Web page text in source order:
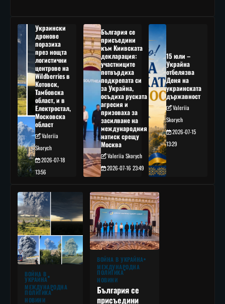
Украински
дронове
поразиха
през нощта
логистични
центрове на
Wildberries в
Котовск,
Тамбовска
област, и в
Електростал,
Московска
област
Valeriia
Skorych
2026-07-18
13:56
България се
присъедини
към Киивската
декларация:
участниците
потвърдиха
подкрепата си
за Украйна,
осъдиха руската
агресия и
призоваха за
засилване на
международния
натиск срещу
Москва
Valeriia Skorych
2026-07-16 23:49
15 юли –
Украйна
отбелязва
Деня на
украинската
държавност
Valeriia
Skorych
2026-07-15
13:29
ВОЙНА В
УКРАЙНА
МЕЖДУНАРОДНА
ПОЛИТИКА
НОВИНИ
ВОЙНА В УКРАЙНА
МЕЖДУНАРОДНА
ПОЛИТИКА
НОВИНИ
България се
присъедини